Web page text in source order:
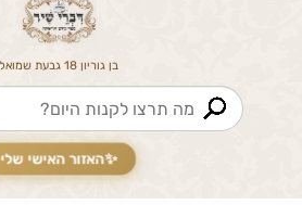
בן גוריון 18 גבעת שמואל
✨האזור האישי שלי